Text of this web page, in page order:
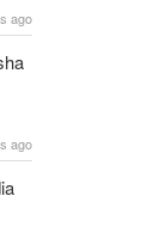
ago
ago